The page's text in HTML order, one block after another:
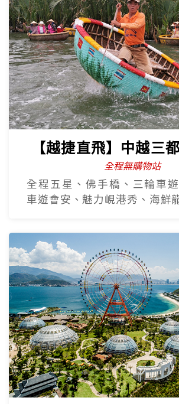
【越捷直飛】中越三
全程無購物站
全程五星、佛手橋、三輪車
車遊會安、魅力峴港秀、海鮮